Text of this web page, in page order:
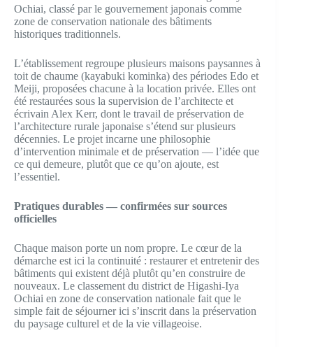
Ochiai, classé par le gouvernement japonais comme
zone de conservation nationale des bâtiments
historiques traditionnels.
L’établissement regroupe plusieurs maisons paysannes à
toit de chaume (kayabuki kominka) des périodes Edo et
Meiji, proposées chacune à la location privée. Elles ont
été restaurées sous la supervision de l’architecte et
écrivain Alex Kerr, dont le travail de préservation de
l’architecture rurale japonaise s’étend sur plusieurs
décennies. Le projet incarne une philosophie
d’intervention minimale et de préservation — l’idée que
ce qui demeure, plutôt que ce qu’on ajoute, est
l’essentiel.
Pratiques durables — confirmées sur sources
officielles
Chaque maison porte un nom propre. Le cœur de la
démarche est ici la continuité : restaurer et entretenir des
bâtiments qui existent déjà plutôt qu’en construire de
nouveaux. Le classement du district de Higashi-Iya
Ochiai en zone de conservation nationale fait que le
simple fait de séjourner ici s’inscrit dans la préservation
du paysage culturel et de la vie villageoise.